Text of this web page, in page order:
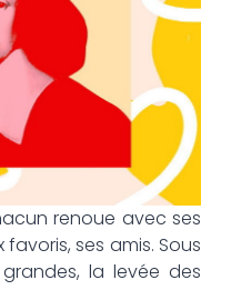
renoue avec ses
ses amis. Sous
la levée des